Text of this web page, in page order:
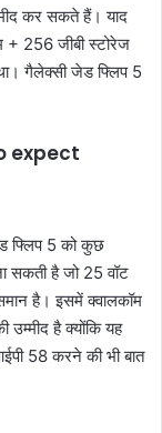
कर सकते हैं। याद
256 जीबी स्टोरेज
गैलेक्सी जेड फ्लिप 5
expect
फ्लिप 5 को कुछ
सकती है जो 25 वॉट
समान है। इसमें क्वालकॉम
है क्योंकि यह
58 करने की भी बात